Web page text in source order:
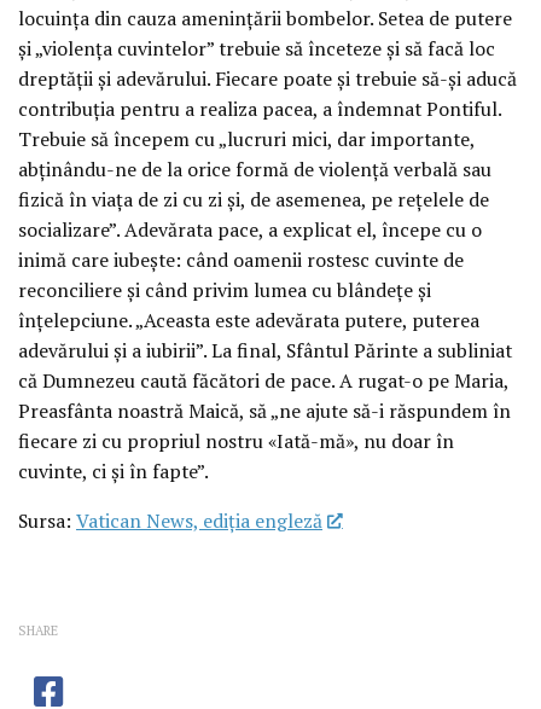
locuința din cauza amenințării bombelor. Setea de putere
și „violența cuvintelor” trebuie să înceteze și să facă loc
dreptății și adevărului. Fiecare poate și trebuie să-și aducă
contribuția pentru a realiza pacea, a îndemnat Pontiful.
Trebuie să începem cu „lucruri mici, dar importante,
abținându-ne de la orice formă de violență verbală sau
fizică în viața de zi cu zi și, de asemenea, pe rețelele de
socializare”. Adevărata pace, a explicat el, începe cu o
inimă care iubește: când oamenii rostesc cuvinte de
reconciliere și când privim lumea cu blândețe și
înțelepciune. „Aceasta este adevărata putere, puterea
adevărului și a iubirii”. La final, Sfântul Părinte a subliniat
că Dumnezeu caută făcători de pace. A rugat-o pe Maria,
Preasfânta noastră Maică, să „ne ajute să-i răspundem în
fiecare zi cu propriul nostru «Iată-mă», nu doar în
cuvinte, ci și în fapte”.
Sursa: Vatican News, ediția engleză
SHARE